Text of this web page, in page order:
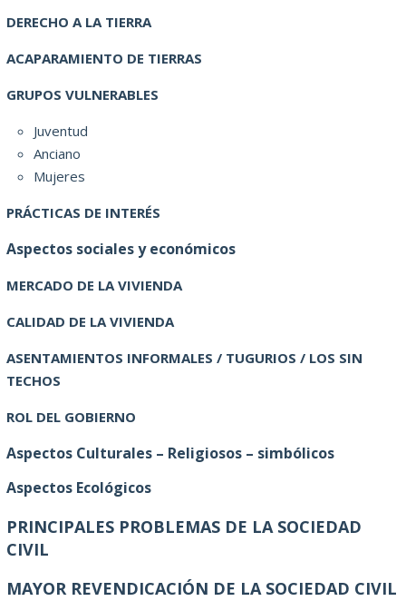
DERECHO A LA TIERRA
ACAPARAMIENTO DE TIERRAS
GRUPOS VULNERABLES
Juventud
Anciano
Mujeres
PRÁCTICAS DE INTERÉS
Aspectos sociales y económicos
MERCADO DE LA VIVIENDA
CALIDAD DE LA VIVIENDA
ASENTAMIENTOS INFORMALES / TUGURIOS / LOS SIN
TECHOS
ROL DEL GOBIERNO
Aspectos Culturales – Religiosos – simbólicos
Aspectos Ecológicos
PRINCIPALES PROBLEMAS DE LA SOCIEDAD
CIVIL
MAYOR REVENDICACIÓN DE LA SOCIEDAD CIVIL